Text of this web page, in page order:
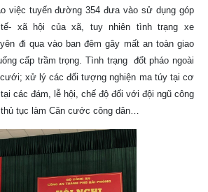
việc tuyến đường 354 đưa vào sử dụng góp
xã hội của xã, tuy nhiên tình trạng xe
đi qua vào ban đêm gây mất an toàn giao
cấp trầm trọng. Tình trạng đốt pháo ngoài
xử lý các đối tượng nghiện ma túy tại cơ
các đám, lễ hội, chế độ đối với đội ngũ công
tục làm Căn cước công dân…